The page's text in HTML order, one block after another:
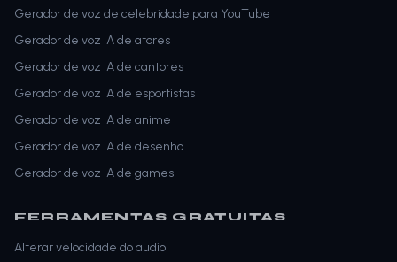
Gerador de voz de celebridade para YouTube
Gerador de voz IA de atores
Gerador de voz IA de cantores
Gerador de voz IA de esportistas
Gerador de voz IA de anime
Gerador de voz IA de desenho
Gerador de voz IA de games
FERRAMENTAS GRATUITAS
Alterar velocidade do audio